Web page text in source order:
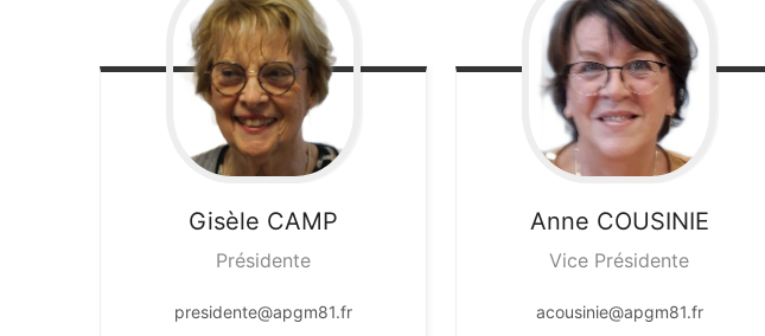
Gisèle CAMP
Présidente
presidente@apgm81.fr
Anne COUSINIE
Vice Présidente
acousinie@apgm81.fr